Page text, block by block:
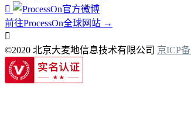

前往ProcessOn全球网站 →

©2020 北京大麦地信息技术有限公司 京ICP